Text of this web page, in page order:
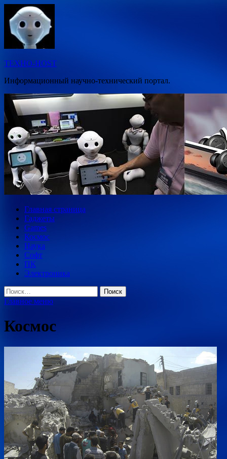
Перейти
содержимому
ТЕХНО-HOST
Информационный научно-технический портал.
Главная страница
Гаджеты
Games
Космос
Наука
Софт
ПК
Электроника
Найти:
Главное меню
Космос